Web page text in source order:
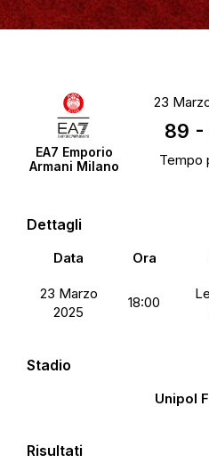
EA7 Emporio
Armani Milano
23
89 -
Tempo
Dettagli
Data Ora
23 Marzo
2025
18:00
Stadio
Unipol
Risultati